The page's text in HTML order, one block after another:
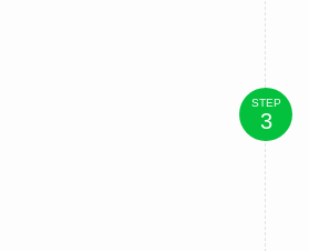
STEP